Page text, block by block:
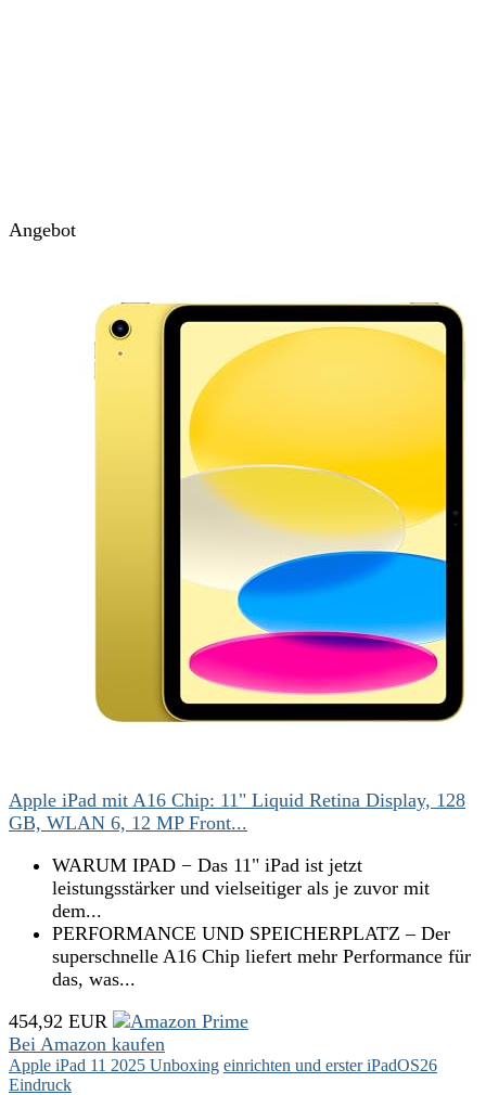
Angebot
Apple iPad mit A16 Chip: 11" Liquid Retina Display, 128
GB, WLAN 6, 12 MP Front...
WARUM IPAD − Das 11" iPad ist jetzt
leistungsstärker und vielseitiger als je zuvor mit
dem...
PERFORMANCE UND SPEICHERPLATZ – Der
superschnelle A16 Chip liefert mehr Performance für
das, was...
454,92 EUR
Bei Amazon kaufen
Apple iPad 11 2025 Unboxing einrichten und erster iPadOS26
Eindruck